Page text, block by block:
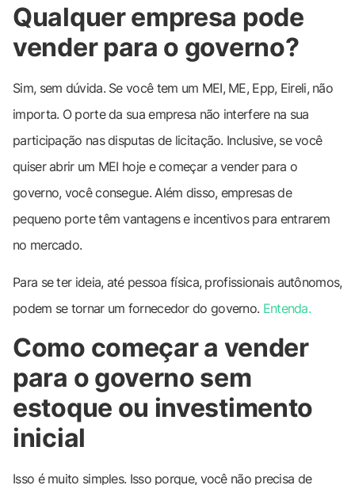
Qualquer empresa pode
vender para o governo?
Sim, sem dúvida. Se você tem um MEI, ME, Epp, Eireli, não
importa. O porte da sua empresa não interfere na sua
participação nas disputas de licitação. Inclusive, se você
quiser abrir um MEI hoje e começar a vender para o
governo, você consegue. Além disso, empresas de
pequeno porte têm vantagens e incentivos para entrarem
no mercado.
Para se ter ideia, até pessoa física, profissionais autônomos,
podem se tornar um fornecedor do governo. Entenda.
Como começar a vender
para o governo sem
estoque ou investimento
inicial
Isso é muito simples. Isso porque, você não precisa de